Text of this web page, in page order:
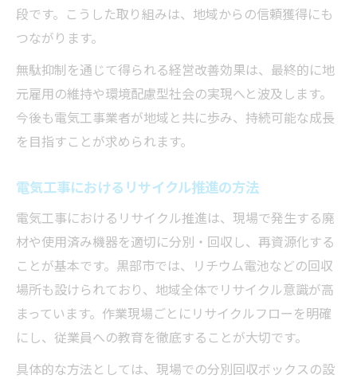
段です。こうした取り組みは、地域からの信頼獲得にも
つながります。
無駄抑制を通じて得られる経営改善効果は、最終的に地
元雇用の維持や環境配慮型社会の実現へと波及します。
今後も電気工事業者が地域と共に歩み、持続可能な成長
を目指すことが求められます。
電気工事におけるリサイクル推進の方法
電気工事におけるリサイクル推進は、現場で発生する廃
材や使用済み機器を適切に分別・回収し、再資源化する
ことが基本です。黒部市では、リチウム電池などの回収
場所も設けられており、地域全体でリサイクル意識が高
まっています。作業現場ごとにリサイクルフローを明確
にし、従業員への教育を徹底することが大切です。
具体的な方法としては、現場での分別回収ボックスの設